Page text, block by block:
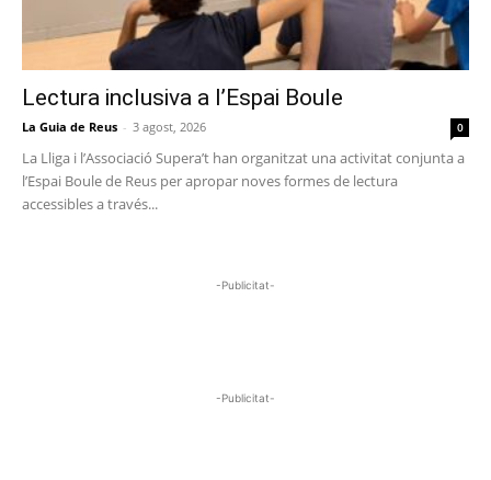
Lectura inclusiva a l’Espai Boule
La Guia de Reus - 3 agost, 2026 0
La Lliga i l’Associació Supera’t han organitzat una activitat conjunta a
l’Espai Boule de Reus per apropar noves formes de lectura
accessibles a través...
-Publicitat-
-Publicitat-